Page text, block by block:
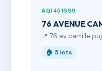
AG1451699
76 AVENUE
📍 76 av camille
🏠 5 lots